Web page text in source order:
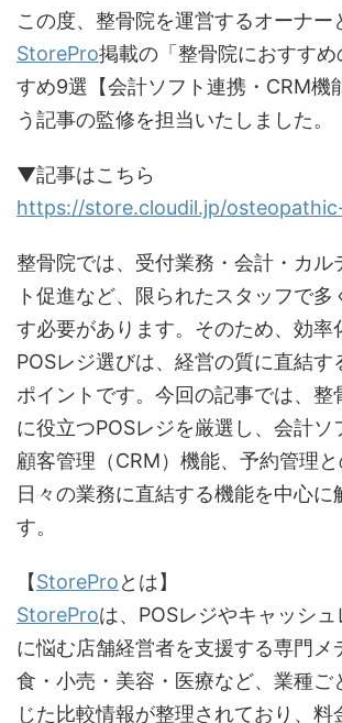
この度、整骨院を運営するオーナー
StorePro掲載の「整骨院におすすめ
すめ9選【会計ソフト連携・CRM機
う記事の監修を担当いたしました。
▼記事はこちら
https://store.cloudil.jp/
整骨院では、受付業務・会計・カル
ト促進など、限られたスタッフで多
す必要があります。そのため、効率
POSレジ選びは、経営の質に直結す
ポイントです。今回の記事では、整
に役立つPOSレジを厳選し、会計ソ
顧客管理（CRM）機能、予約管理と
日々の業務に直結する機能を中心に
す。
【StoreProとは】
StoreProは、POSレジやキャッシュ
に悩む店舗経営者を支援する専門メ
食・小売・美容・医療など、業種ご
じた比較情報が整理されており、料